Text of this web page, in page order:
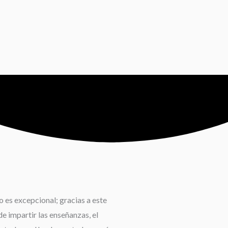
es excepcional; gracias a este
impartir las enseñanzas, el